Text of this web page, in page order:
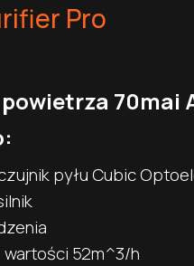
Pro
70mai
pyłu Cubic
wartości 52m^3/h